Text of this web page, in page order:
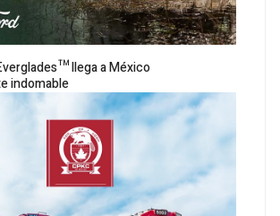
llega a México
indomable